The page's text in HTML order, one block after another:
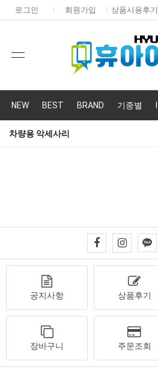
로그인 회원가입 상품사용후기
NEW BEST BRAND 기종별
차량용 악세사리
공지사항 상품후기
장바구니 주문조회